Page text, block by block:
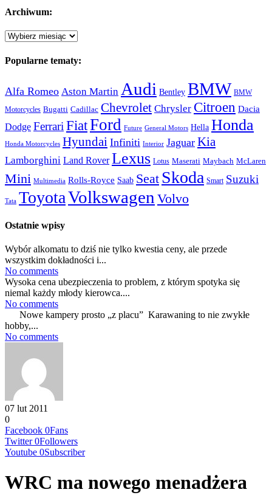
Archiwum:
Archiwum:
Popularne tematy:
Alfa Romeo Aston Martin Audi Bentley BMW BMW
Motorcycles Bugatti Cadillac Chevrolet Chrysler Citroen Dacia
Dodge Ferrari FiatFord Future General Motors Hella Honda
Honda Motorcycles Hyundai Infiniti Interior Jaguar Kia
Lamborghini Land Rover Lexus Lotus Maserati Maybach McLaren
Mini Multimedia Rolls-Royce Saab Seat Skoda Smart Suzuki
Tata ToyotaVolkswagen Volvo
Ostatnie wpisy
Wybór alkomatu to dziś nie tylko kwestia ceny, ale przede
wszystkim dokładności i...
No comments
Wysoka cena ubezpieczenia to problem, z którym spotyka się
niemal każdy młody kierowca....
No comments
Nowe kampery prosto „z placu” Karawaning to nie zwykłe
hobby,...
No comments
07 lut 2011
0
Facebook 0Fans
Twitter 0Followers
Youtube 0Subscriber
WRC ma nowego menadżera